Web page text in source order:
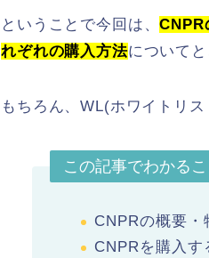
ということで今回は、CNPR
れぞれの購入方法について
もちろん、WL(ホワイトリ
この記事でわかるこ
CNPRの概要・
CNPRを購入す